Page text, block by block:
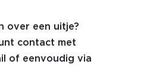
over een uitje?
contact met
of eenvoudig via